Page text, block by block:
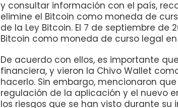
y consultar información con el país,
elimine el Bitcoin como moneda de
de la Ley Bitcoin. El 7 de septiembre de
Bitcoin como moneda de curso legal
De acuerdo con ellos, es importante
financiera, y vieron la Chivo Wallet
hacerlo. Sin embargo, mencionaron
regulación de la aplicación y el nuevo
los riesgos que se han visto durante su